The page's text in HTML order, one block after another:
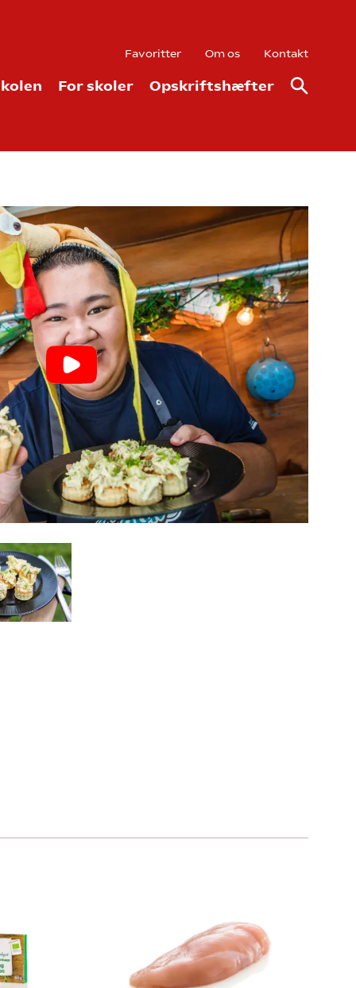
Favoritter Om os Kontakt
For skoler Opskriftshæfter